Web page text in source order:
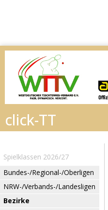
Spielklassen 2026/27
Bundes-/Regional-/Oberligen
NRW-/Verbands-/Landesligen
Bezirke